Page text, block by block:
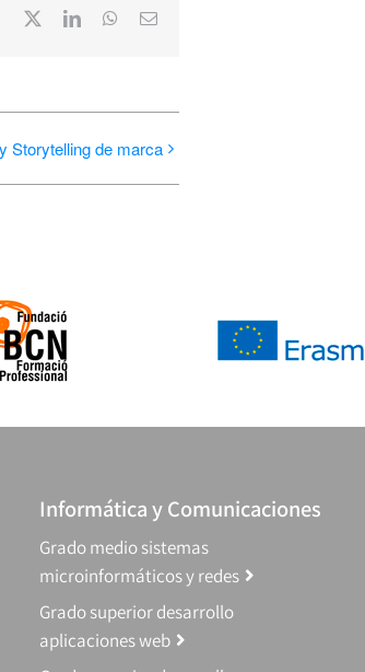
Facebook LinkedInWhatsApp
Correo
Storytelling de marca
Informática y Comunicaciones
Grado medio sistemas
microinformáticos y redes
Grado superior desarrollo
aplicaciones web